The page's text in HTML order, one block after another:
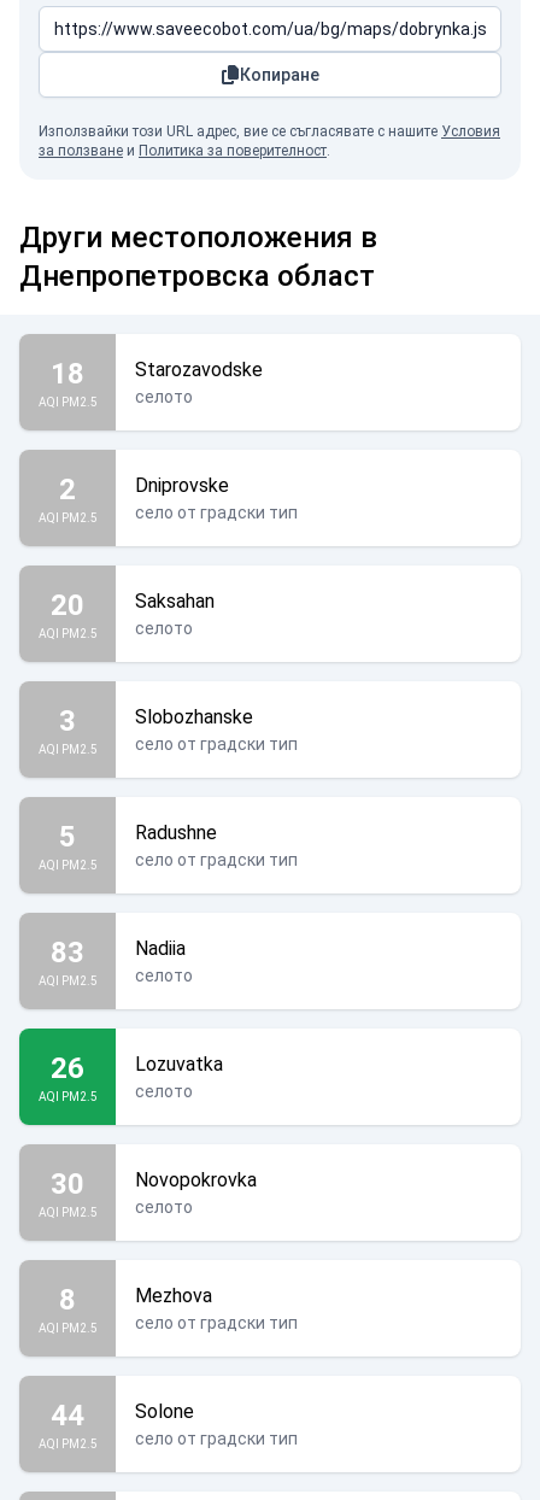
Копиране
Използвайки този URL адрес, вие се съгласявате с нашите Условия
за ползване и Политика за поверителност.
Други местоположения в
Днепропетровска област
18
AQI PM2.5
Starozavodske
селото
2
AQI PM2.5
Dniprovske
село от градски тип
20
AQI PM2.5
Saksahan
селото
3
AQI PM2.5
Slobozhanske
село от градски тип
5
AQI PM2.5
Radushne
село от градски тип
83
AQI PM2.5
Nadiia
селото
26
AQI PM2.5
Lozuvatka
селото
30
AQI PM2.5
Novopokrovka
селото
8
AQI PM2.5
Mezhova
село от градски тип
44
AQI PM2.5
Solone
село от градски тип